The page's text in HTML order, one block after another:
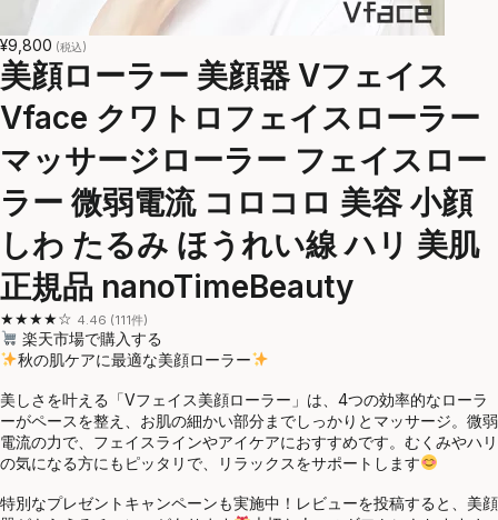
¥9,800 (税込)
美顔ローラー 美顔器 Vフェイス
Vface クワトロフェイスローラー
マッサージローラー フェイスロー
ラー 微弱電流 コロコロ 美容 小顔
しわ たるみ ほうれい線 ハリ 美肌
正規品 nanoTimeBeauty
★★★★☆ 4.46 (111件)
楽天市場で購入する
秋の肌ケアに最適な美顔ローラー
美しさを叶える「Vフェイス美顔ローラー」は、4つの効率的なローラ
ーがペースを整え、お肌の細かい部分までしっかりとマッサージ。微弱
電流の力で、フェイスラインやアイケアにおすすめです。むくみやハリ
の気になる方にもピッタリで、リラックスをサポートします
特別なプレゼントキャンペーンも実施中！レビューを投稿すると、美顔